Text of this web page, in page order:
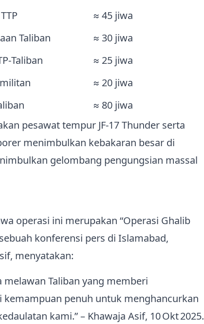
≈ 45 jiwa
Taliban
≈ 30 jiwa
≈ 25 jiwa
≈ 20 jiwa
≈ 80 jiwa
pesawat tempur JF‑17 Thunder serta
menimbulkan kebakaran besar di
gelombang pengungsian massal
operasi ini merupakan “Operasi Ghalib
konferensi pers di Islamabad,
menyatakan:
Taliban yang memberi
kemampuan penuh untuk menghancurkan
kami.” – Khawaja Asif, 10 Okt 2025.